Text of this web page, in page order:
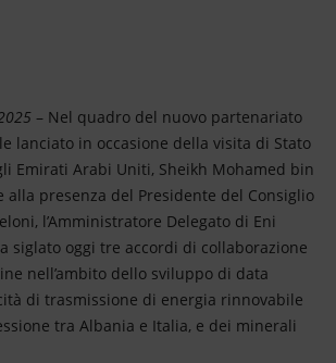
– Nel quadro del nuovo partenariato
lanciato in occasione della visita di Stato
Emirati Arabi Uniti, Sheikh Mohamed bin
alla presenza del Presidente del Consiglio
l’Amministratore Delegato di Eni
siglato oggi tre accordi di collaborazione
nell’ambito dello sviluppo di data
di trasmissione di energia rinnovabile
tra Albania e Italia, e dei minerali